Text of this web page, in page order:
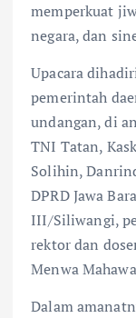
memperkuat
negara, dan
Upacara
pemerintah
undangan, di
TNI Tatan,
Solihin,
DPRD Jawa
III/Siliwangi,
rektor dan
Menwa
Dalam